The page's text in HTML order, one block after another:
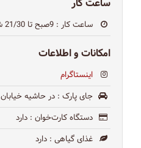
ساعت کار
ساعت کار : 9صبح تا 21/30 شب
امکانات و اطلاعات
اینستاگرام
جای پارک : در حاشیه خیابان
دستگاه کارت‌خوان : دارد
غذای گیاهی : دارد